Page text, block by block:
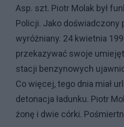
Asp. szt. Piotr Molak był
Policji. Jako doświadczony
wyróżniany. 24 kwietnia
przekazywać swoje
stacji benzynowych
Co więcej, tego dnia miał
detonacja ładunku. Piotr
żonę i dwie córki.